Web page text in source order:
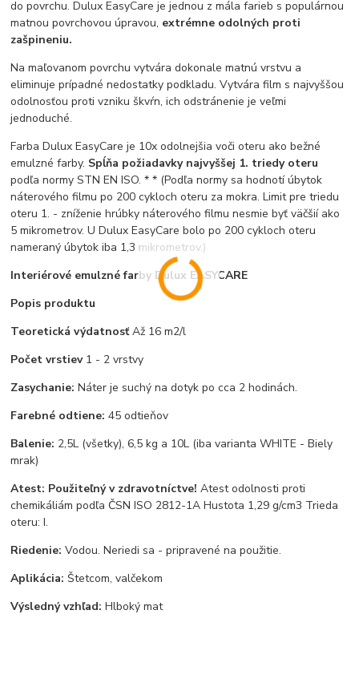
do povrchu. Dulux EasyCare je jednou z mála farieb s populárnou
matnou povrchovou úpravou, extrémne odolných proti
zašpineniu.
Na maľovanom povrchu vytvára dokonale matnú vrstvu a
eliminuje prípadné nedostatky podkladu. Vytvára film s najvyššou
odolnosťou proti vzniku škvŕn, ich odstránenie je veľmi
jednoduché.
Farba Dulux EasyCare je 10x odolnejšia voči oteru ako bežné
emulzné farby. Spĺňa požiadavky najvyššej 1. triedy oteru
podľa normy STN EN ISO. * * (Podľa normy sa hodnotí úbytok
náterového filmu po 200 cykloch oteru za mokra. Limit pre triedu
oteru 1. - zníženie hrúbky náterového filmu nesmie byť väčšií ako
5 mikrometrov. U Dulux EasyCare bolo po 200 cykloch oteru
nameraný úbytok iba 1,3 mikrometrov.)
Interiérové emulzné farby Dulux EASYCARE
Popis produktu
Teoretická výdatnosťAž 16 m2/l
Počet vrstiev1 - 2 vrstvy
Zasychanie: Náter je suchý na dotyk po cca 2 hodinách.
Farebné odtiene: 45 odtieňov
Balenie: 2,5L (všetky), 6,5 kg a 10L (iba varianta WHITE - Biely
mrak)
Atest: Použiteľný v zdravotníctve! Atest odolnosti proti
chemikáliám podľa ČSN ISO 2812-1A Hustota 1,29 g/cm3 Trieda
oteru: I.
Riedenie: Vodou. Neriedi sa - pripravené na použitie.
Aplikácia: Štetcom, valčekom
Výsledný vzhľad: Hlboký mat